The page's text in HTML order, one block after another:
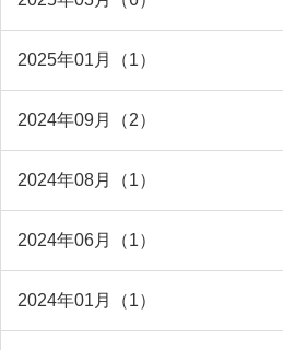
2025年01月（1）
2024年09月（2）
2024年08月（1）
2024年06月（1）
2024年01月（1）